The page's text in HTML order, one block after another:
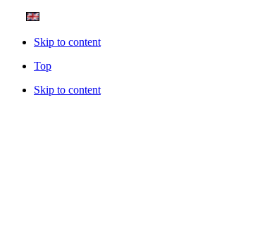
Skip to content
Top
Skip to content